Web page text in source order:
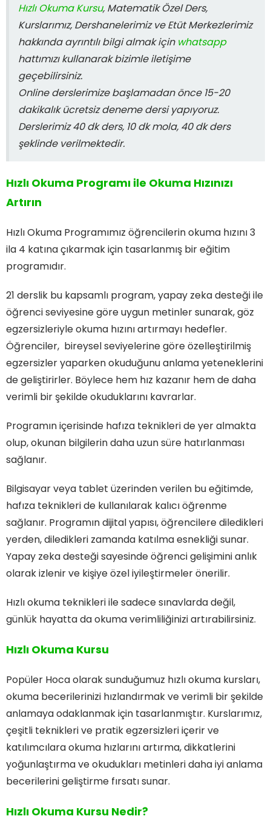
Hızlı Okuma Kursu, Matematik Özel Ders,
Kurslarımız, Dershanelerimiz ve Etüt Merkezlerimiz
hakkında ayrıntılı bilgi almak için whatsapp
hattımızı kullanarak bizimle iletişime
geçebilirsiniz.
Online derslerimize başlamadan önce 15-20
dakikalık ücretsiz deneme dersi yapıyoruz.
Derslerimiz 40 dk ders, 10 dk mola, 40 dk ders
şeklinde verilmektedir.
Hızlı Okuma Programı ile Okuma Hızınızı
Artırın
Hızlı Okuma Programımız öğrencilerin okuma hızını 3
ila 4 katına çıkarmak için tasarlanmış bir eğitim
programıdır.
21 derslik bu kapsamlı program, yapay zeka desteği ile
öğrenci seviyesine göre uygun metinler sunarak, göz
egzersizleriyle okuma hızını artırmayı hedefler.
Öğrenciler, bireysel seviyelerine göre özelleştirilmiş
egzersizler yaparken okuduğunu anlama yeteneklerini
de geliştirirler. Böylece hem hız kazanır hem de daha
verimli bir şekilde okuduklarını kavrarlar.
Programın içerisinde hafıza teknikleri de yer almakta
olup, okunan bilgilerin daha uzun süre hatırlanması
sağlanır.
Bilgisayar veya tablet üzerinden verilen bu eğitimde,
hafıza teknikleri de kullanılarak kalıcı öğrenme
sağlanır. Programın dijital yapısı, öğrencilere diledikleri
yerden, diledikleri zamanda katılma esnekliği sunar.
Yapay zeka desteği sayesinde öğrenci gelişimini anlık
olarak izlenir ve kişiye özel iyileştirmeler önerilir.
Hızlı okuma teknikleri ile sadece sınavlarda değil,
günlük hayatta da okuma verimliliğinizi artırabilirsiniz.
Hızlı Okuma Kursu
Popüler Hoca olarak sunduğumuz hızlı okuma kursları,
okuma becerilerinizi hızlandırmak ve verimli bir şekilde
anlamaya odaklanmak için tasarlanmıştır. Kurslarımız,
çeşitli teknikleri ve pratik egzersizleri içerir ve
katılımcılara okuma hızlarını artırma, dikkatlerini
yoğunlaştırma ve okudukları metinleri daha iyi anlama
becerilerini geliştirme fırsatı sunar.
Hızlı Okuma Kursu Nedir?